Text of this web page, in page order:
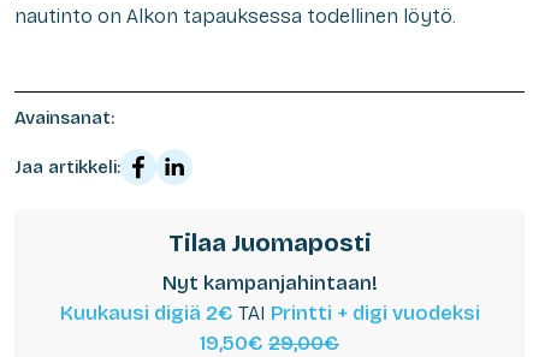
nautinto on Alkon tapauksessa todellinen löytö.
Avainsanat:
Jaa artikkeli:
Tilaa Juomaposti
Nyt kampanjahintaan!
Kuukausi digiä 2€ TAI Printti + digi vuodeksi
19,50€ 29,00€